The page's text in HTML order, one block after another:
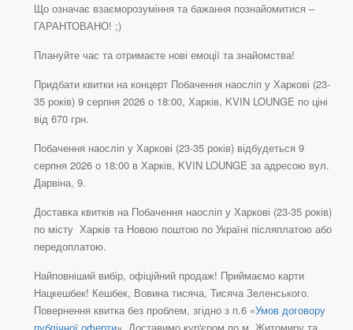
Що означає взаєморозуміння та бажання познайомитися –
ГАРАНТОВАНО! ;)
Плануйте час та отримаєте нові емоції та знайомства!
Придбати квитки на концерт Побачення наосліп у Харкові (23-
35 років) 9 серпня 2026 о 18:00, Харків, KVIN LOUNGE по ціні
від 670 грн.
Побачення наосліп у Харкові (23-35 років) відбудеться 9
серпня 2026 о 18:00 в Харків, KVIN LOUNGE за адресою вул.
Дарвіна, 9.
Доставка квитків на Побачення наосліп у Харкові (23-35 років)
по місту Харків та Новою поштою по Україні післяплатою або
передоплатою.
Найповніший вибір, офіційний продаж! Приймаємо карти
Нацкешбек! Кешбек, Вовина тисяча, Тисяча Зеленського.
Повернення квитка без проблем, згідно з п.6 «Умов договору